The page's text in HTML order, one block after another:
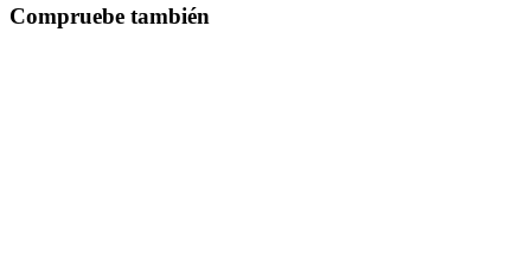
Compruebe también